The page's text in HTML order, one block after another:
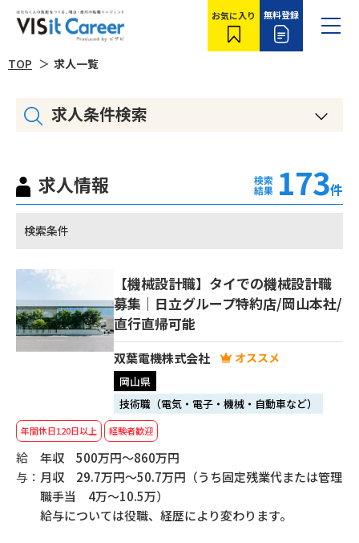
お気に入り 無料登録
TOP 求人一覧
求人条件検索
求人情報 173件
検索条件
【機械設計職】タイでの機械設計職
募集｜日立グループ特約店/岡山本社/
直行直帰可能
双葉電機株式会社
岡山県
技術職（電気・電子・機械・自動車など）
年間休日120日以上 経験者歓迎
給
与：
年収 500万円～860万円
月収 29.7万円～50.7万円（うち固定残業代または管理
職手当 4万～10.5万）
給与については役職、経歴により変わります。